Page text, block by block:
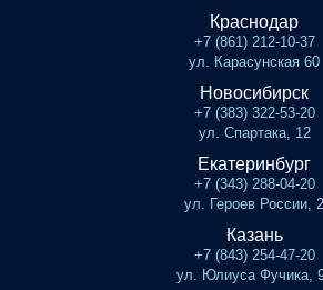
Краснодар
+7 (861) 212-10-37
ул. Карасунская 60
Новосибирск
+7 (383) 322-53-20
ул. Спартака, 12
Екатеринбург
+7 (343) 288-04-20
ул. Героев России, 2
Казань
+7 (843) 254-47-20
ул. Юлиуса Фучика,